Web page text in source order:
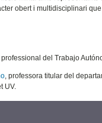
obert i multidisciplinari
del Trabajo
, professora titular del
UV.